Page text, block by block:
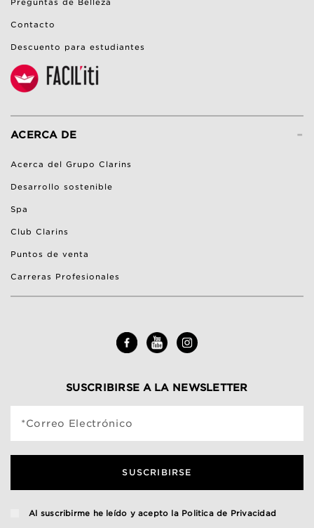
Preguntas de Belleza
Contacto
Descuento para estudiantes
-
ACERCA DE
Acerca del Grupo Clarins
Desarrollo sostenible
Spa
Club Clarins
Puntos de venta
Carreras Profesionales
SUSCRIBIRSE A LA NEWSLETTER
*Correo Electrónico
SUSCRIBIRSE
Al suscribirme he leído y acepto la Politica de Privacidad